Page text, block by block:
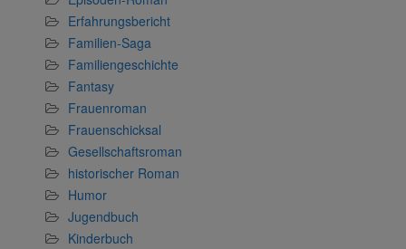
Erfahrungsbericht
Familien-Saga
Familiengeschichte
Fantasy
Frauenroman
Frauenschicksal
Gesellschaftsroman
historischer Roman
Humor
Jugendbuch
Kinderbuch